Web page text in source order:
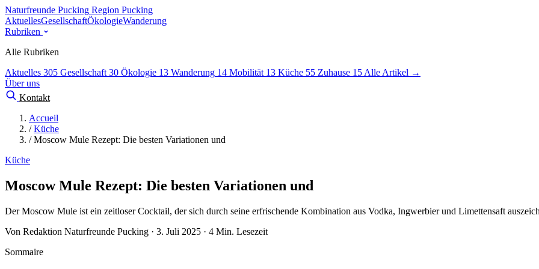
Naturfreunde Pucking Region Pucking
AktuellesGesellschaftÖkologieWanderung
Rubriken
Alle Rubriken
Aktuelles 305 Gesellschaft 30 Ökologie 13 Wanderung 14 Mobilität 13 Küche 55 Zuhause 15 Alle Artikel →
Über uns
Kontakt
Accueil
/ Küche
/ Moscow Mule Rezept: Die besten Variationen und
Küche
Moscow Mule Rezept: Die besten Variationen und
Der Moscow Mule ist ein zeitloser Cocktail, der sich durch seine erfrischende Kombination aus Vodka, Ingwerbier und Limettensaft
Von Redaktion Naturfreunde Pucking · 3. Juli 2025 · 4 Min. Lesezeit
Sommaire